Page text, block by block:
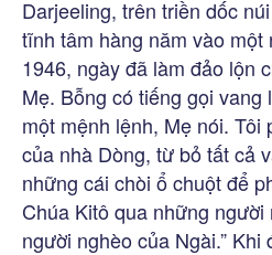
Darjeeling, trên triền dốc
tĩnh tâm hàng năm vào một
1946, ngày đã làm đảo lộn
Mẹ. Bỗng có tiếng gọi vang
một mệnh lệnh, Mẹ nói. Tôi
của nhà Dòng, từ bỏ tất cả
những cái chòi ổ chuột để
Chúa Kitô qua những
người nghèo của Ngài.”